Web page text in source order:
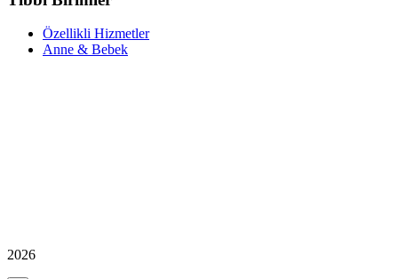
Özellikli Hizmetler
Anne & Bebek
2026